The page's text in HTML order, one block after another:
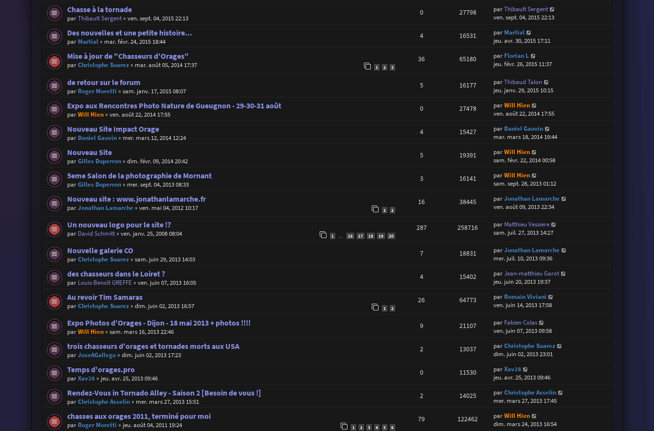
Chasse à la tornade
parThibault Sergent» ven. sept. 04, 2015 22:13
0 27798 parThibault Sergent
ven. sept. 04, 2015 22:13
Des nouvelles et une petite histoire...
par Martial» mar. févr. 24, 2015 18:44
4 16531 par Martial
jeu. avr. 30, 2015 17:11
Mise à jour de "Chasseurs d'Orages"
parChristophe Suarez» mar. août 05, 2014 17:37 1 2 3
36 65180 par Florian L
jeu. févr. 26, 2015 11:37
de retour sur le forum
par Roger Moretti » sam. janv. 17, 2015 08:07
5 16177 parThibaud Talon
jeu. janv. 29, 2015 10:15
Expo aux Rencontres Photo Nature de Gueugnon - 29-30-31 août
parWill Hien» ven. août 22, 2014 17:55
0 27478 parWill Hien
ven. août 22, 2014 17:55
Nouveau Site Impact Orage
par Daniel Gauvin» mer. mars 12, 2014 12:24
4 15427 par Daniel Gauvin
mar. mars 18, 2014 19:44
Nouveau Site
parGilles Duperron» dim. févr. 09, 2014 20:42
5 19391 parWill Hien
sam. févr. 22, 2014 00:58
5eme Salon de la photographie de Mornant
parGilles Duperron» mer. sept. 04, 2013 08:33
3 16141 parWill Hien
sam. sept. 28, 2013 01:12
Nouveau site : www.jonathanlamarche.fr
parJonathan Lamarche» ven. mai 04, 2012 10:17 1 2
16 38445 parJonathan Lamarche
ven. août 09, 2013 22:34
Un nouveau logo pour le site !?
par David Schmitt» ven. janv. 25, 2008 08:04 1 16 17 18 19 20
287 258716 par Matthieu Vessiere
sam. juil. 27, 2013 14:27
Nouvelle galerie CO
parChristophe Suarez» sam. juin 29, 2013 14:03
7 18831 parJonathan Lamarche
mer. juil. 10, 2013 09:36
des chasseurs dans le Loiret ?
par Louis-Benoît GREFFE» ven. juin 07, 2013 16:05
4 15402 parJean-matthieu Garot
jeu. juin 20, 2013 19:37
Au revoir Tim Samaras
parChristophe Suarez» dim. juin 02, 2013 16:57 1 2
26 64773 par Romain Viviani
ven. juin 14, 2013 17:58
Expo Photos d'Orages - Dijon - 18 mai 2013 + photos !!!!
parWill Hien» sam. mars 16, 2013 22:46
9 21107 par Fabien Colas
ven. juin 07, 2013 09:58
trois chasseurs d'orages et tornades morts aux USA
parJoseAGallego» dim. juin 02, 2013 17:23
2 13037 parChristophe Suarez
dim. juin 02, 2013 23:01
Temps d'orages.pro
parXav28» jeu. avr. 25, 2013 09:46
0 11530 parXav28
jeu. avr. 25, 2013 09:46
Rendez-Vous in Tornado Alley - Saison 2 [Besoin de vous !]
parChristophe Asselin» mer. mars 27, 2013 15:51
2 14025 parChristophe Asselin
mer. mars 27, 2013 17:45
chasses aux orages 2011, terminé pour moi
par Roger Moretti » jeu. août 04, 2011 19:24 1 2 3 4 5 6
79 122462 parWill Hien
dim. mars 24, 2013 16:54